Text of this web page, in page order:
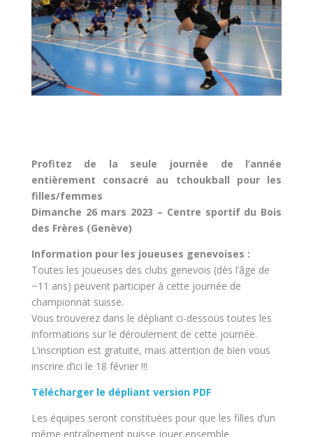
Profitez de la seule journée de l’année
entièrement consacré au tchoukball pour les
filles/femmes
Dimanche 26 mars 2023 – Centre sportif du Bois
des Frères (Genève)
Information pour les joueuses genevoises :
Toutes les joueuses des clubs genevois (dès l’âge de
~11 ans) peuvent participer à cette journée de
championnat suisse.
Vous trouverez dans le dépliant ci-dessous toutes les
informations sur le déroulement de cette journée.
L’inscription est gratuite, mais attention de bien vous
inscrire d’ici le 18 février !!!
Télécharger le dépliant version PDF
Les équipes seront constituées pour que les filles d’un
même entraînement puisse jouer ensemble.